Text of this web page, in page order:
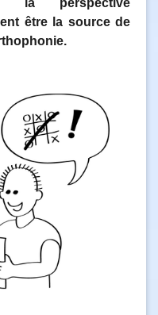
être la source de